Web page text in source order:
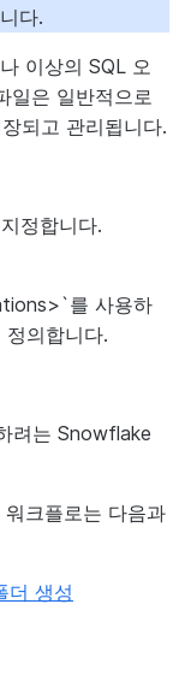
다.
이상의 SQL 오
일은 일반적으로
되고 관리됩니다.
정합니다.
를 사용하
의합니다.
려는 Snowflake
크플로는 다음과
더 생성